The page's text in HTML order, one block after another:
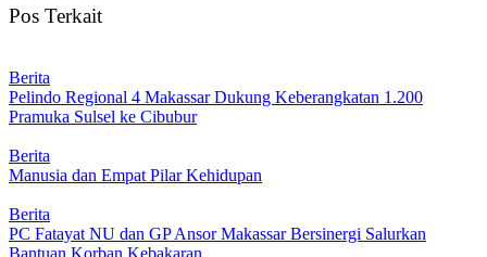
Pos Terkait
Berita
Pelindo Regional 4 Makassar Dukung Keberangkatan 1.200
Pramuka Sulsel ke Cibubur
Berita
Manusia dan Empat Pilar Kehidupan
Berita
PC Fatayat NU dan GP Ansor Makassar Bersinergi Salurkan
Bantuan Korban Kebakaran